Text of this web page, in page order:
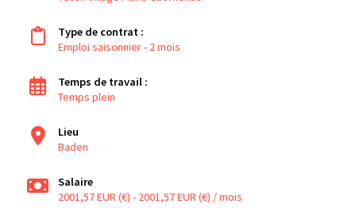
Type de contrat :
Emploi saisonnier - 2 mois
Temps de travail :
Temps plein
Lieu
Baden
Salaire
2001,57 EUR (€) - 2001,57 EUR (€) / mois